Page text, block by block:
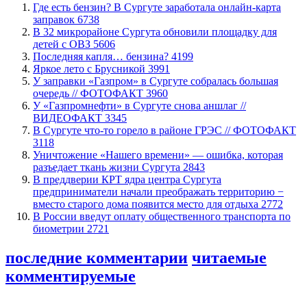
​Где есть бензин? В Сургуте заработала онлайн-карта
заправок 6738
В 32 микрорайоне Сургута обновили площадку для
детей с ОВЗ 5606
​Последняя капля… бензина? 4199
Яркое лето с Брусникой 3991
​У заправки «Газпром» в Сургуте собралась большая
очередь // ФОТОФАКТ 3960
У «Газпромнефти» в Сургуте снова аншлаг //
ВИДЕОФАКТ 3345
​В Сургуте что-то горело в районе ГРЭС // ФОТОФАКТ
3118
​Уничтожение «Нашего времени» — ошибка, которая
разъедает ткань жизни Сургута 2843
​В преддверии КРТ ядра центра Сургута
предприниматели начали преображать территорию −
вместо старого дома появится место для отдыха 2772
В России введут оплату общественного транспорта по
биометрии 2721
последние комментарии читаемые
комментируемые